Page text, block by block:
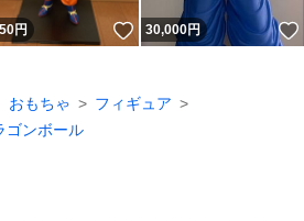
ね！
円 いいね！
30,000円
おもちゃ
フィギュア
ゴンボール